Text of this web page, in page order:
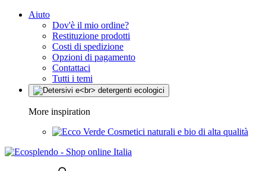
Aiuto
Dov'è il mio ordine?
Restituzione prodotti
Costi di spedizione
Opzioni di pagamento
Contattaci
Tutti i temi
More inspiration
Cosmetici naturali e bio di alta qualità